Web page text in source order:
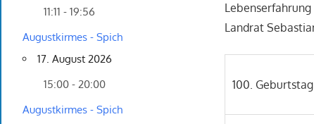
Landrat
100. Geburtstag
11:11 - 19:56
Augustkirmes - Spich
17. August 2026
15:00 - 20:00
Augustkirmes - Spich